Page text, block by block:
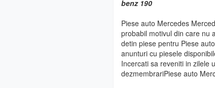
benz 190
Piese auto Mercedes
probabil motivul din care nu
detin piese pentru Piese
anunturi cu piesele
Incercati sa reveniti in zilele
dezmembrariPiese auto